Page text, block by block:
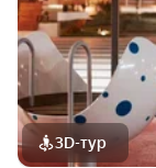
3D-тур